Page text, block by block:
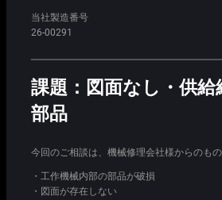
当社製造番号
26-00291
課題：図面なし・供給
部品
今回のご相談は、機械修理会社様からのもの
・工作機械内部の部品が破損
・図面が存在しない